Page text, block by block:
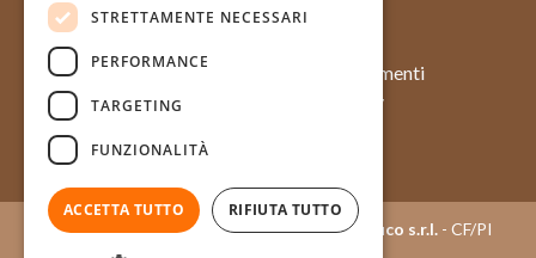
Chi siamo
Prodotti
Momenti
Contatti
Approfondimenti
Case history
Copyright © 2015 - 2026Pasticceria Tagliafico s.r.l. - CF/PI
STRETTAMENTE NECESSARI
PERFORMANCE
TARGETING
FUNZIONALITÀ
ACCETTA TUTTO RIFIUTA TUTTO